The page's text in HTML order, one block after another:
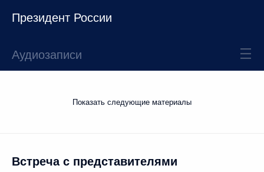
Президент России
Аудиозаписи
Показать следующие материалы
Встреча с представителями